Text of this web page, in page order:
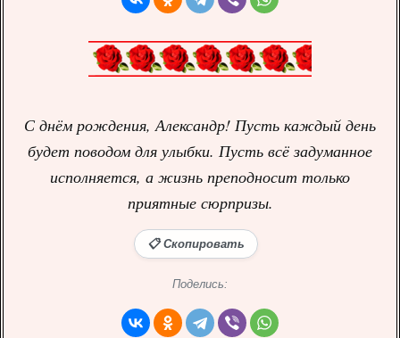
С днём рождения, Александр! Пусть каждый день
будет поводом для улыбки. Пусть всё задуманное
исполняется, а жизнь преподносит только
приятные сюрпризы.
📋 Скопировать
Поделись: